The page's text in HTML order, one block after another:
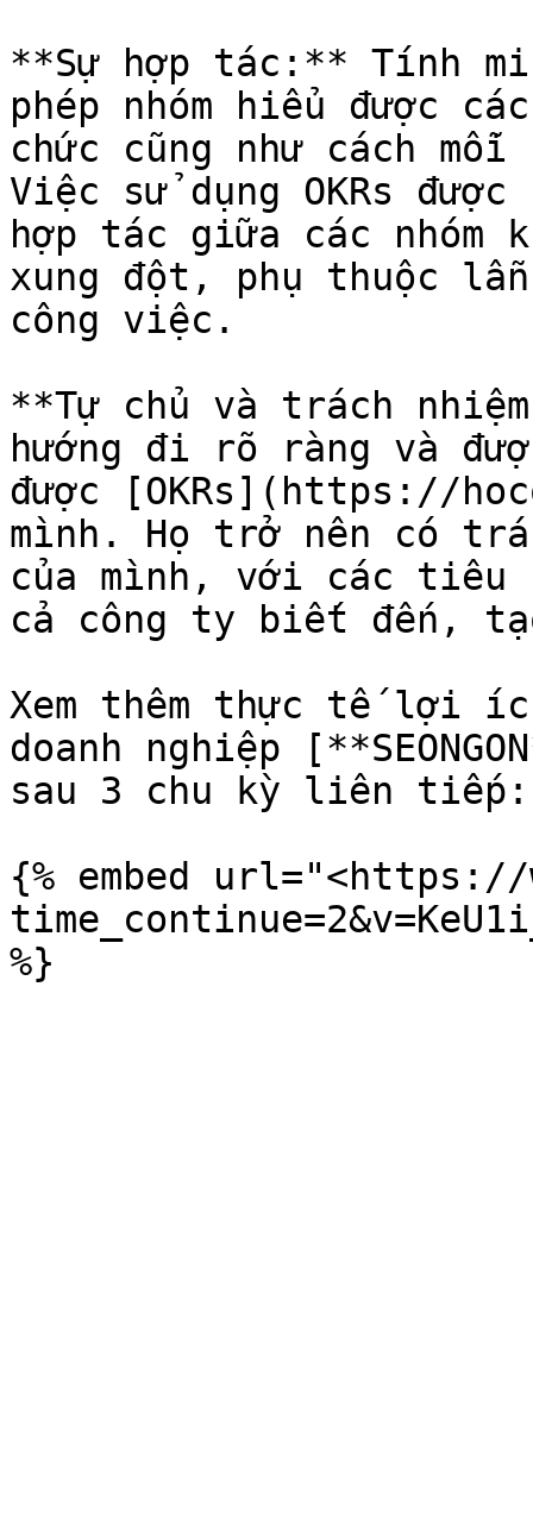
**Sự hợp tác:** Tính
phép nhóm hiểu được
chức cũng như cách
Việc sử dụng OKRs
hợp tác giữa các nhóm
xung đột, phụ thuộc
công việc.
**Tự chủ và trách
hướng đi rõ ràng và
được [OKRs](https://
mình. Họ trở nên có
của mình, với các tiêu
cả công ty biết đến,
Xem thêm thực tế lợi
doanh nghiệp
sau 3 chu kỳ liên tiếp:
{% embed url="<https://